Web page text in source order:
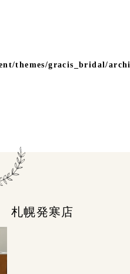
themes/gracis_bridal/
札幌発寒店